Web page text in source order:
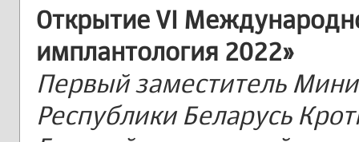
Открытие VI
имплантология 2022»
Первый заместитель
Республики Беларусь